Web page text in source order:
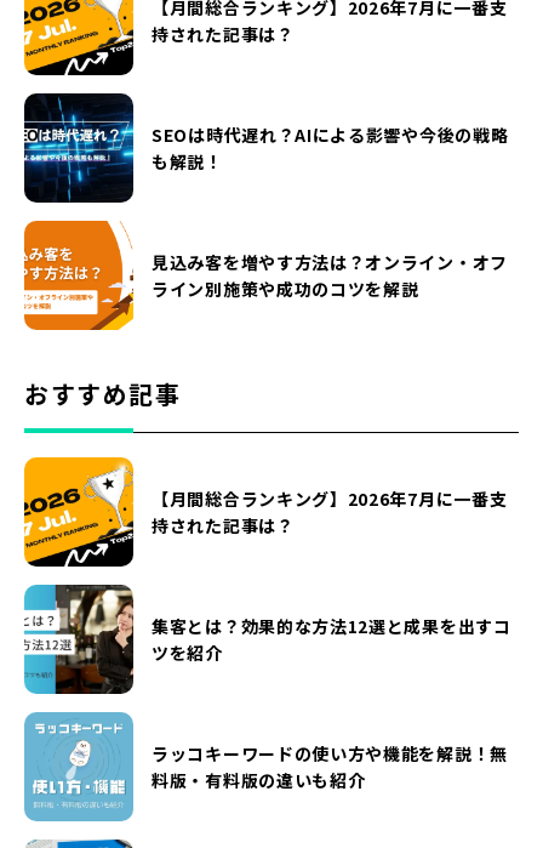
【月間総合ランキング】2026年7月に一番支
持された記事は？
SEOは時代遅れ？AIによる影響や今後の戦略
も解説！
見込み客を増やす方法は？オンライン・オフ
ライン別施策や成功のコツを解説
おすすめ記事
【月間総合ランキング】2026年7月に一番支
持された記事は？
集客とは？効果的な方法12選と成果を出すコ
ツを紹介
ラッコキーワードの使い方や機能を解説！無
料版・有料版の違いも紹介